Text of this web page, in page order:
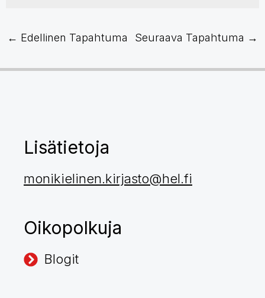
← Edellinen Tapahtuma Seuraava Tapahtuma →
Lisätietoja
monikielinen.kirjasto@hel.fi
Oikopolkuja
Blogit